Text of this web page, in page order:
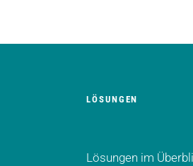
LÖSUNGEN
Lösungen im